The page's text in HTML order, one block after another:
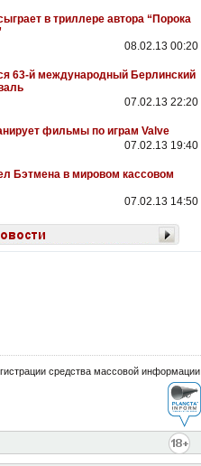
в триллере автора “Порока
08.02.13 00:20
63-й международный Берлинский
07.02.13 22:20
фильмы по играм Valve
07.02.13 19:40
Бэтмена в мировом кассовом
07.02.13 14:50
средства массовой информации